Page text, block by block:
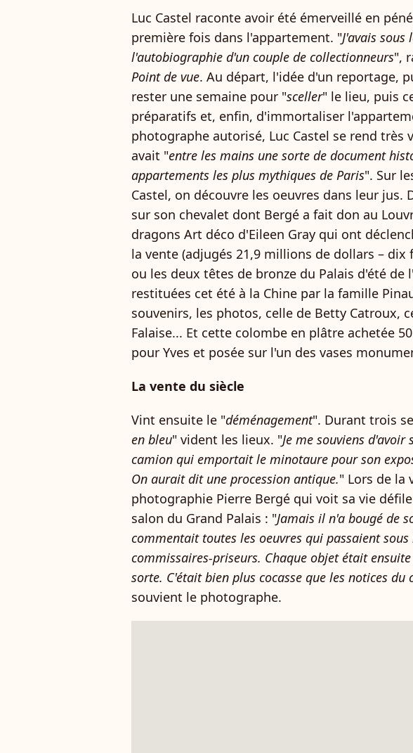
Luc Castel raconte avoir été émerveillé en
première fois dans l'appartement. "J'avais sous
l'autobiographie d'un couple de collectionneurs",
Point de vue. Au départ, l'idée d'un reportage,
rester une semaine pour "sceller" le lieu, puis
préparatifs et, enfin, d'immortaliser
photographe autorisé, Luc Castel se rend très
avait "entre les mains une sorte de document
appartements les plus mythiques de Paris". Sur
Castel, on découvre les oeuvres dans leur jus.
sur son chevalet dont Bergé a fait don au
dragons Art déco d'Eileen Gray qui ont
la vente (adjugés 21,9 millions de dollars –
ou les deux têtes de bronze du Palais d'été de
restituées cet été à la Chine par la famille
souvenirs, les photos, celle de Betty Catroux,
Falaise... Et cette colombe en plâtre achetée
pour Yves et posée sur l'un des vases
La vente du siècle
Vint ensuite le "déménagement". Durant trois
en bleu" vident les lieux. "Je me souviens d'avoir
camion qui emportait le minotaure pour son
On aurait dit une procession antique." Lors de la
photographie Pierre Bergé qui voit sa vie
salon du Grand Palais : "Jamais il n'a bougé de
commentait toutes les oeuvres qui passaient
commissaires-priseurs. Chaque objet était
sorte. C'était bien plus cocasse que les notices du
souvient le photographe.